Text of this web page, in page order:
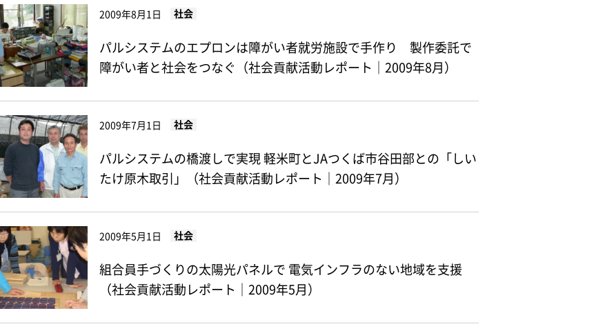
2009年8月1日 社会
パルシステムのエプロンは障がい者就労施設で手作り 製作委託で
障がい者と社会をつなぐ（社会貢献活動レポート｜2009年8月）
2009年7月1日 社会
パルシステムの橋渡しで実現 軽米町とJAつくば市谷田部との「しい
たけ原木取引」（社会貢献活動レポート｜2009年7月）
2009年5月1日 社会
組合員手づくりの太陽光パネルで 電気インフラのない地域を支援
（社会貢献活動レポート｜2009年5月）